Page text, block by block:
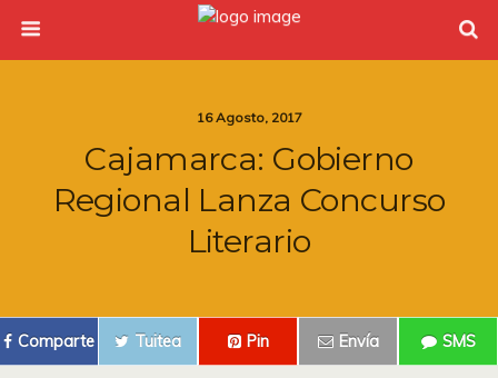
16 Agosto, 2017
Cajamarca: Gobierno
Regional Lanza Concurso
Literario
Comparte Tuitea Pin Envía SMS